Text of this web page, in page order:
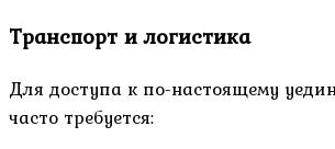
Транспорт и логистика
Для доступа к по-настоящему
часто требуется: